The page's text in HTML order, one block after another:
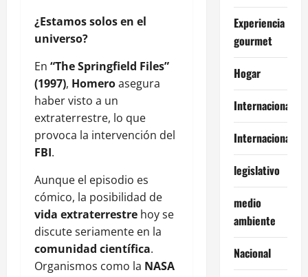
¿Estamos solos en el
universo?
En “The Springfield Files”
(1997), Homeroasegura
haber visto a un
extraterrestre, lo que
provoca la intervención del
FBI.
Aunque el episodio es
cómico, la posibilidad de
vida extraterrestre hoy se
discute seriamente en la
comunidad científica.
Organismos como la NASA
Experiencia
gourmet
Hogar
Internacional
Internacionales
legislativo
medio
ambiente
Nacional